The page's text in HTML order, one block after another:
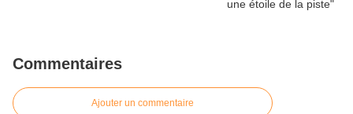
Commentaires
Ajouter un commentaire